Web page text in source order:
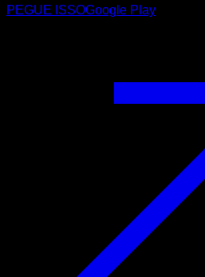
PEGUE ISSOGoogle Play